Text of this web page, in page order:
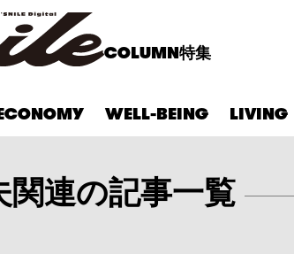
COLUMN特集
WELL-BEING LIVING
関連の記事一覧